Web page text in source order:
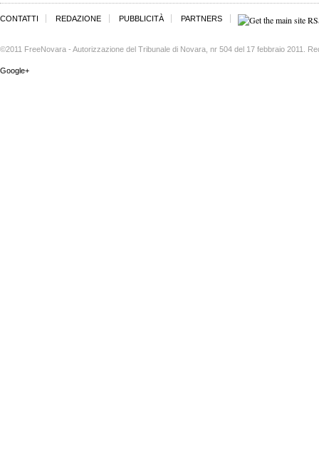
CONTATTI REDAZIONE PUBBLICITÀ PARTNERS
©2011 FreeNovara - Autorizzazione del Tribunale di Novara, nr 504 del 17 febbraio 2011.
Google+